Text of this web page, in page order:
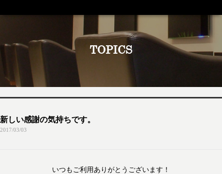
TOPICS
新しい感謝の気持ちです。
2017/03/03
いつもご利用ありがとうございます！